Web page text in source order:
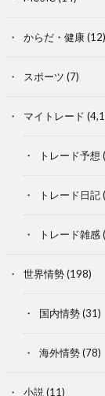
からだ・健康(12)
スポーツ (7)
マイトレード
トレード予想
トレード日記
トレード雑感
世界情勢(198)
国内情勢(31)
海外情勢(78)
小説 (11)